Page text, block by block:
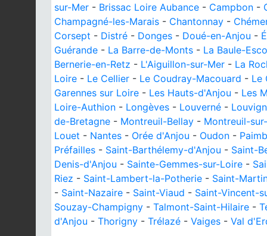
sur-Mer - Brissac Loire Aubance - Campbon -
Champagné-les-Marais - Chantonnay -
Corsept - Distré - Donges - Doué-en-Anjou -
Guérande - La Barre-de-Monts - La Baule-
Bernerie-en-Retz - L'Aiguillon-sur-Mer - La
Loire - Le Cellier - Le Coudray-Macouard - Le
Garennes sur Loire - Les Hauts-d'Anjou - Les
Loire-Authion - Longèves - Louverné -
de-Bretagne - Montreuil-Bellay - Montreuil-
Louet - Nantes - Orée d'Anjou - Oudon -
Préfailles - Saint-Barthélemy-d'Anjou - Saint-
Denis-d'Anjou - Sainte-Gemmes-sur-Loire -
Riez - Saint-Lambert-la-Potherie - Saint-
- Saint-Nazaire - Saint-Viaud - Saint-Vincent-
Souzay-Champigny - Talmont-Saint-Hilaire -
d'Anjou - Thorigny - Trélazé - Vaiges - Val